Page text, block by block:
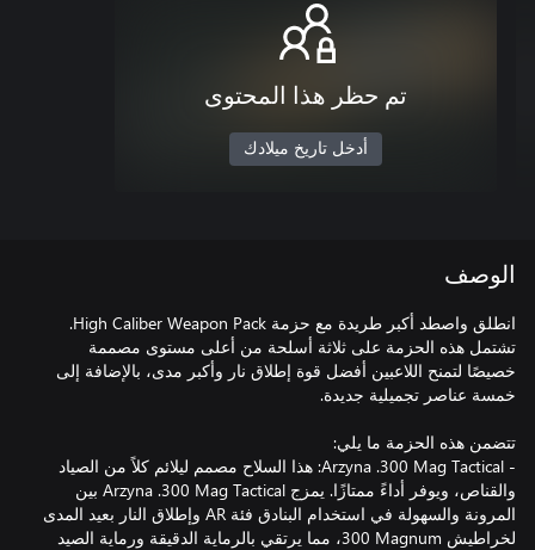
تم حظر هذا المحتوى
أدخل تاريخ ميلادك
الوصف
انطلق واصطد أكبر طريدة مع حزمة High Caliber Weapon Pack.
تشتمل هذه الحزمة على ثلاثة أسلحة من أعلى مستوى مصممة
خصيصًا لتمنح اللاعبين أفضل قوة إطلاق نار وأكبر مدى، بالإضافة إلى
- Arzyna .300 Mag Tactical: هذا السلاح مصمم ليلائم كلاً من الصياد
والقناص، ويوفر أداءً ممتازًا. يمزج Arzyna .300 Mag Tactical بين
المرونة والسهولة في استخدام البنادق فئة AR وإطلاق النار بعيد المدى
لخراطيش ‎300 Magnum، مما يرتقي بالرماية الدقيقة ورماية الصيد